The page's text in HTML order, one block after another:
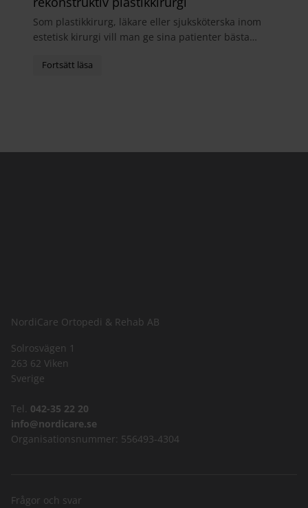
Som plastikkirurg, läkare eller sjuksköterska inom
estetisk kirurgi vill man ge sina patienter bästa
operatio...
NordiCare Ortopedi & Rehab AB
Solrosvägen 1
263 62 Viken
Sverige
Tel. 042-35 22 20
info@nordicare.se
Organisationsnummer: 556493-4304
Frågor och svar